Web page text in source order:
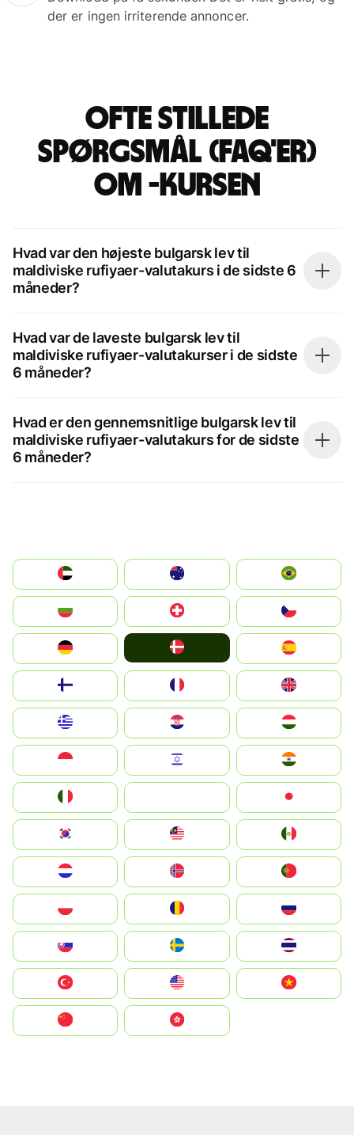
der er ingen irriterende annoncer.
Ofte stillede
spørgsmål (FAQ'er)
om -kursen
Hvad var den højeste bulgarsk lev til
maldiviske rufiyaer-valutakurs i de sidste 6
måneder?
Hvad var de laveste bulgarsk lev til
maldiviske rufiyaer-valutakurser i de sidste
6 måneder?
Hvad er den gennemsnitlige bulgarsk lev til
maldiviske rufiyaer-valutakurs for de sidste
6 måneder?
الإمارات العربية المتحدة
Switzerland
Deutschland
United Kingdom
Magyarország
South Korea
United States
中國香港特別行政區